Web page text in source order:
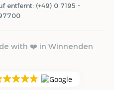
entfernt: (+49) 0 7195 -
with ❤️ in Winnenden